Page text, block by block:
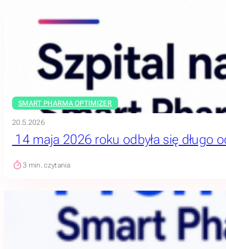
SMART PHARMA OPTIMIZER
20.5.2026
14 maja 2026 roku odbyła się długo
3 min. czytania